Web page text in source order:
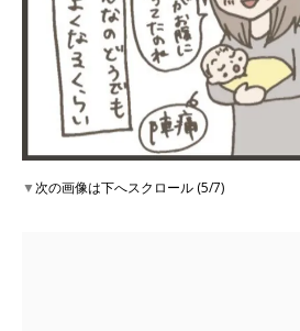
▼次の画像は下へスクロール (5/7)